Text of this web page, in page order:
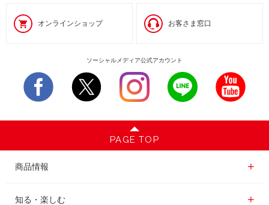
オンラインショップ お客さま窓口
ソーシャルメディア公式アカウント
PAGE TOP
商品情報
商品情報一覧
レギュラーコーヒー
知る・楽しむ
知る・楽しむ一覧